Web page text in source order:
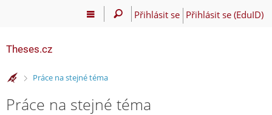
Přihlásit se Přihlásit se (EduID)
Theses.cz
>Práce na stejné téma
Práce na stejné téma